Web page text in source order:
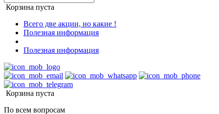
Корзина пуста
Всего две акции, но какие !
Полезная информация
Полезная информация
Корзина пуста
По всем вопросам